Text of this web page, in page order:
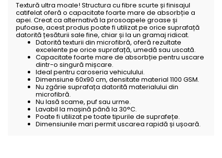
Textură ultra moale! Structura cu fibre scurte și finisajul
catifelat oferă o capacitate foarte mare de absorbție a
apei. Creat ca alternativă la prosoapele groase și
pufoase, acest produs poate fi utilizat pe orice suprafață
datorită țesăturii sale fine, chiar și la un gramaj ridicat.
Datorită texturii din microfibră, oferă rezultate
excelente pe orice suprafață, umedă sau uscată.
Capacitate foarte mare de absorbție pentru uscare
dintr-o singură mișcare.
Ideal pentru caroseria vehiculului.
Dimensiune 60x90 cm, densitate material 1100 GSM.
Nu zgârie suprafața datorită materialului din
microfibră.
Nu lasă scame, puf sau urme.
Lavabil la mașină până la 30°C.
Poate fi utilizat pe toate tipurile de suprafețe.
Dimensiunile mari permit uscarea rapidă și ușoară.